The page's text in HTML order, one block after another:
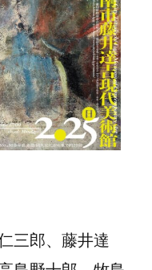
三郎、藤井達